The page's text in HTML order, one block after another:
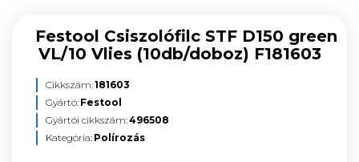
Festool Csiszolófilc STF D150 green
VL/10 Vlies (10db/doboz) F181603
Cikkszám:181603
Gyártó: Festool
Gyártói cikkszám:496508
Kategória: Polírozás